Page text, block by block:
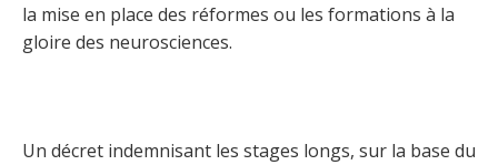
la mise en place des réformes ou les formations à la
gloire des neurosciences.
Un décret indemnisant les stages longs, sur la base du